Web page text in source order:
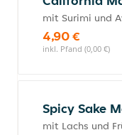
mit Surimi und
4,90 €
inkl. Pfand (0,00 €)
Spicy Sake
mit Lachs und